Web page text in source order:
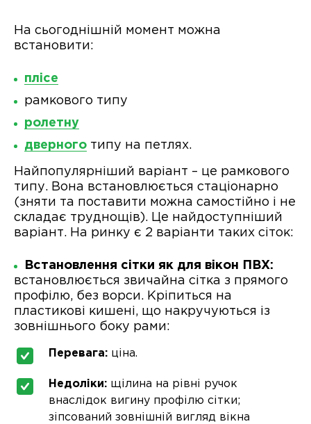
На сьогоднішній момент можна
встановити:
плісе
рамкового типу
ролетну
дверного типу на петлях.
Найпопулярніший варіант – це рамкового
типу. Вона встановлюється стаціонарно
(зняти та поставити можна самостійно і не
складає труднощів). Це найдоступніший
варіант. На ринку є 2 варіанти таких сіток:
Встановлення сітки як для вікон ПВХ:
встановлюється звичайна сітка з прямого
профілю, без ворси. Кріпиться на
пластикові кишені, що накручуються із
зовнішнього боку рами:
Перевага: ціна.
Недоліки: щілина на рівні ручок
внаслідок вигину профілю сітки;
зіпсований зовнішній вигляд вікна